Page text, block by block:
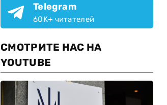
Telegram
60K+ читателей
СМОТРИТЕ НАС НА
YOUTUBE